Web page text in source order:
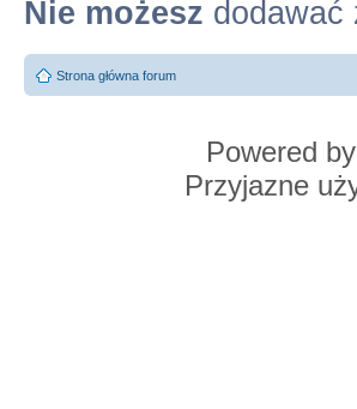
Nie możesz dodawać
Strona główna forum
Powered by
Przyjazne